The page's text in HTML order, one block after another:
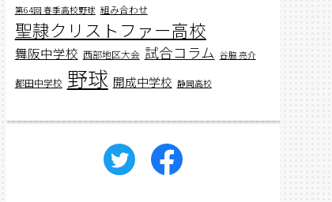
第64回 春季高校野球 組み合わせ
聖隷クリストファー高校
舞阪中学校 西部地区大会 試合コラム 谷脇 亮介
都田中学校 野球 開成中学校 静岡高校